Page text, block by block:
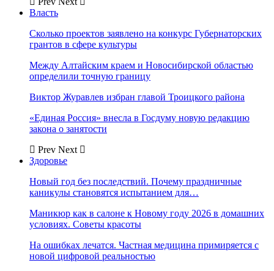
Власть
Сколько проектов заявлено на конкурс Губернаторских
грантов в сфере культуры
Между Алтайским краем и Новосибирской областью
определили точную границу
Виктор Журавлев избран главой Троицкого района
«Единая Россия» внесла в Госдуму новую редакцию
закона о занятости
Prev Next
Здоровье
Новый год без последствий. Почему праздничные
каникулы становятся испытанием для…
Маникюр как в салоне к Новому году 2026 в домашних
условиях. Советы красоты
На ошибках лечатся. Частная медицина примиряется с
новой цифровой реальностью